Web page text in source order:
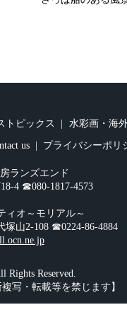
トピックス 水彩画・海
us プライバシーポリ
ランズエンド
4 ☎︎080-1817-4573
ィオ～モリアル～
塚山2-108 ☎︎0224-86-4884
Reserved.
写・転載等を禁じます】